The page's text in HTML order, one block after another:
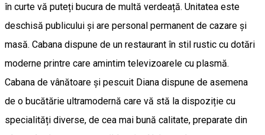
în curte vă puteți bucura de multă verdeață. Unitatea este
deschisă publicului și are personal permanent de cazare și
masă. Cabana dispune de un restaurant în stil rustic cu dotări
moderne printre care amintim televizoarele cu plasmă.
Cabana de vânătoare și pescuit Diana dispune de asemena
de o bucătărie ultramodernă care vă stă la dispoziție cu
specialități diverse, de cea mai bună calitate, preparate din